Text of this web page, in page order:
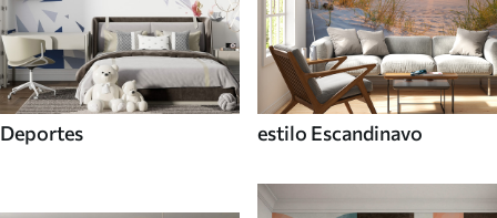
Deportes estilo Escandinavo